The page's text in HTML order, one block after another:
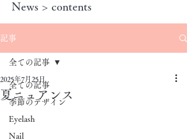
News > contents
記事
全ての記事
季節のデザイン
Eyelash
Nail
全ての記事
夏ニュアンス
2025年7月25日